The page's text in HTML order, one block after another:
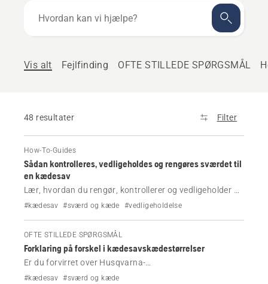
kan
Vis alt
Fejlfinding OFTE STILLEDE SPØRGSMÅL
48 resultater Filter
How-To-Guides
Sådan kontrolleres, vedligeholdes og rengøres sværdet til
en kædesav
Lær, hvordan du rengør, kontrollerer og vedligeholder dit
Husqvarna-sværd til kædesave. Følg enkle trin for at
#kædesav #sværd og kæde #vedligeholdelse
OFTE STILLEDE SPØRGSMÅL
Forklaring på forskel i kædesavskædestørrelser
Er du forvirret over Husqvarna-
kædesavskædestørrelser? Lær forskellen mellem
#kædesav #sværd og kæde